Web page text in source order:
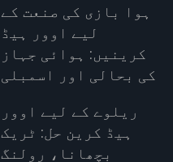
ہوا بازی کی صنعت کے
لیے اوور ہیڈ
کرینیں: ہوائی جہاز
کی بحالی اور اسمبلی
ریلوے کے لیے اوور
ہیڈ کرین حل: ٹریک
بچھانا، رولنگ